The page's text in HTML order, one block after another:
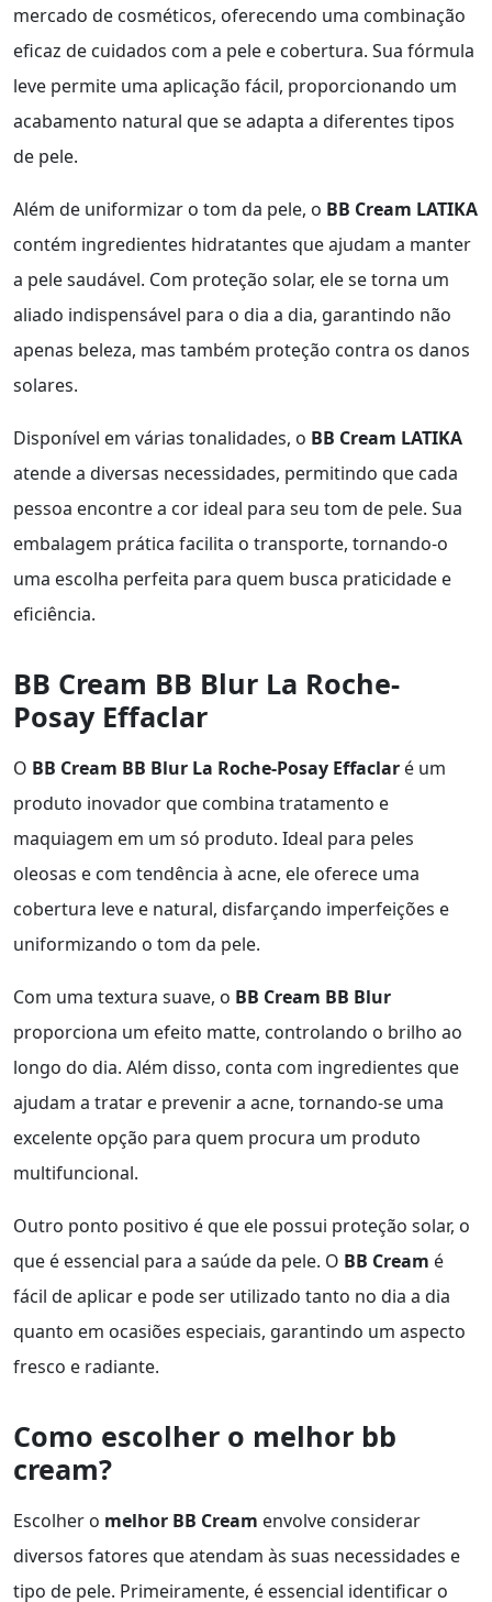
mercado de cosméticos, oferecendo uma combinação
eficaz de cuidados com a pele e cobertura. Sua fórmula
leve permite uma aplicação fácil, proporcionando um
acabamento natural que se adapta a diferentes tipos
de pele.
Além de uniformizar o tom da pele, o BB Cream LATIKA
contém ingredientes hidratantes que ajudam a manter
a pele saudável. Com proteção solar, ele se torna um
aliado indispensável para o dia a dia, garantindo não
apenas beleza, mas também proteção contra os danos
solares.
Disponível em várias tonalidades, o BB Cream LATIKA
atende a diversas necessidades, permitindo que cada
pessoa encontre a cor ideal para seu tom de pele. Sua
embalagem prática facilita o transporte, tornando-o
uma escolha perfeita para quem busca praticidade e
eficiência.
BB Cream BB Blur La Roche-
Posay Effaclar
O BB Cream BB Blur La Roche-Posay Effaclar é um
produto inovador que combina tratamento e
maquiagem em um só produto. Ideal para peles
oleosas e com tendência à acne, ele oferece uma
cobertura leve e natural, disfarçando imperfeições e
uniformizando o tom da pele.
Com uma textura suave, o BB Cream BB Blur
proporciona um efeito matte, controlando o brilho ao
longo do dia. Além disso, conta com ingredientes que
ajudam a tratar e prevenir a acne, tornando-se uma
excelente opção para quem procura um produto
multifuncional.
Outro ponto positivo é que ele possui proteção solar, o
que é essencial para a saúde da pele. O BB Cream é
fácil de aplicar e pode ser utilizado tanto no dia a dia
quanto em ocasiões especiais, garantindo um aspecto
fresco e radiante.
Como escolher o melhor bb
cream?
Escolher o melhor BB Cream envolve considerar
diversos fatores que atendam às suas necessidades e
tipo de pele. Primeiramente, é essencial identificar o